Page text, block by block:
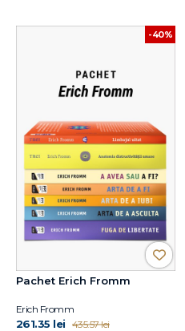
-40%
Pachet Erich Fromm
Erich Fromm
261.35 lei 435.57 lei